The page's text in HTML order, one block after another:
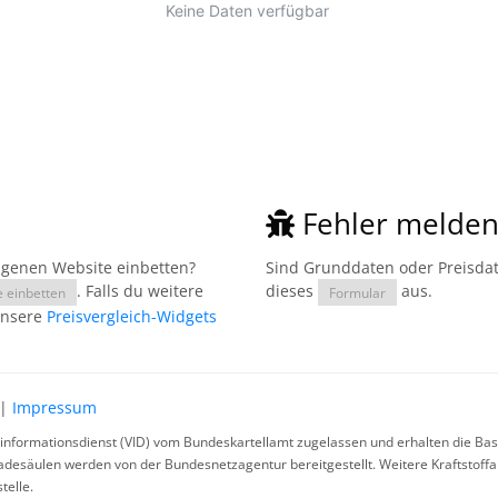
Website einbetten?
einbetten
. Falls du weitere
Preisvergleich-Widgets
Fehler melden
Sind Grunddaten oder
dieses
Formular aus.
Impressum
(VID) vom Bundeskartellamt zugelassen und erhalten die
werden von der Bundesnetzagentur bereitgestellt. Weitere